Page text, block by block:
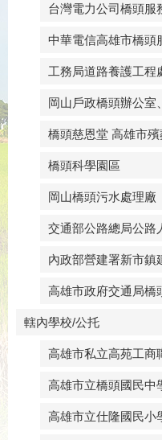
台灣電力公司橋頭
中華電信高雄市橋頭
工務局道路養護工程
岡山戶政橋頭辦公室
橋頭慈恩堂 高雄市
橋頭科學園區
岡山橋頭污水處理廠
交通部公路總局公路
內政部營建署新市鎮
高雄市政府交通局橋
轄內學校/公托
高雄市私立高苑工商
高雄市立橋頭國民中
高雄市立仕隆國民小